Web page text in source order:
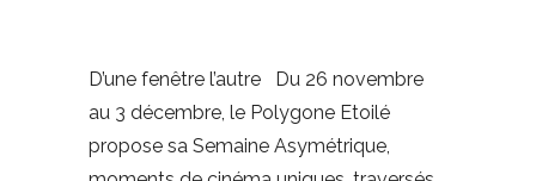
D’une fenêtre l’autre Du 26 novembre
au 3 décembre, le Polygone Etoilé
propose sa Semaine Asymétrique,